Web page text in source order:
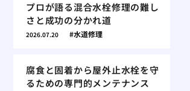
プロが語る混合水栓修理の難し
さと成功の分かれ道
2026.07.20 水道修理
腐食と固着から屋外止水栓を守
るための専門的メンテナンス